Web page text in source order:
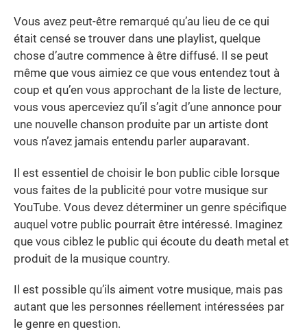
Vous avez peut-être remarqué qu’au lieu de ce qui
était censé se trouver dans une playlist, quelque
chose d’autre commence à être diffusé. Il se peut
même que vous aimiez ce que vous entendez tout à
coup et qu’en vous approchant de la liste de lecture,
vous vous aperceviez qu’il s’agit d’une annonce pour
une nouvelle chanson produite par un artiste dont
vous n’avez jamais entendu parler auparavant.
Il est essentiel de choisir le bon public cible lorsque
vous faites de la publicité pour votre musique sur
YouTube. Vous devez déterminer un genre spécifique
auquel votre public pourrait être intéressé. Imaginez
que vous ciblez le public qui écoute du death metal et
produit de la musique country.
Il est possible qu’ils aiment votre musique, mais pas
autant que les personnes réellement intéressées par
le genre en question.